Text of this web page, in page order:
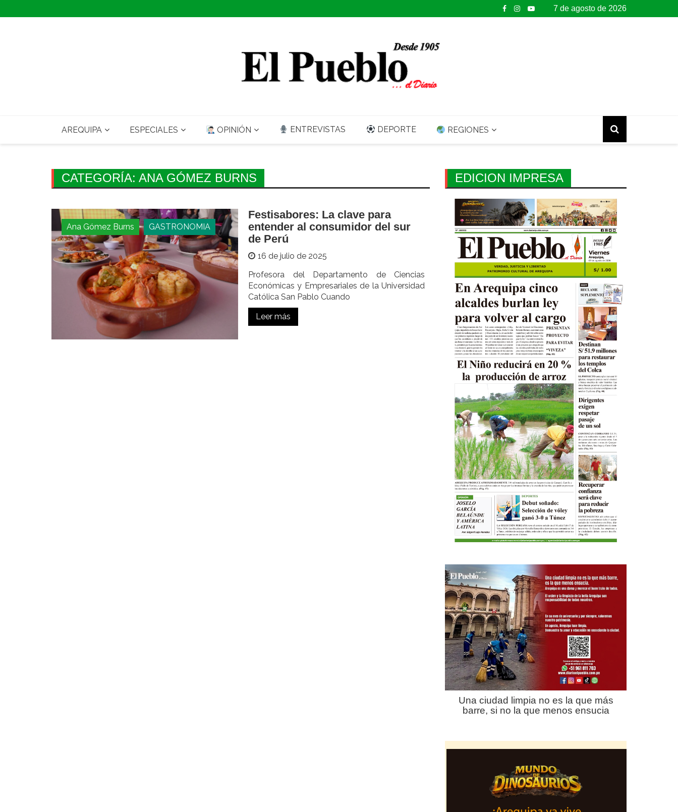
to
7 de agosto de 2026
AREQUIPA ESPECIALES OPINIÓN ENTREVISTAS DEPORTE REGIONES
CATEGORÍA: ANA GÓMEZ BURNS
Ana Gómez Burns GASTRONOMIA
Festisabores: La clave para
entender al consumidor del sur
de Perú
16 de julio de 2025
Profesora del Departamento de Ciencias
Económicas y Empresariales de la Universidad
Católica San Pablo Cuando
Leer más
EDICION IMPRESA
Una ciudad limpia no es la que más
barre, si no la que menos ensucia